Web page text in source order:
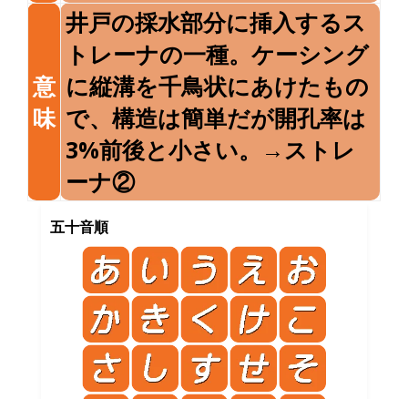
意
味
井戸の採水部分に挿入するス
トレーナの一種。ケーシング
に縦溝を千鳥状にあけたもの
で、構造は簡単だが開孔率は
3%前後と小さい。→ストレ
ーナ②
五十音順